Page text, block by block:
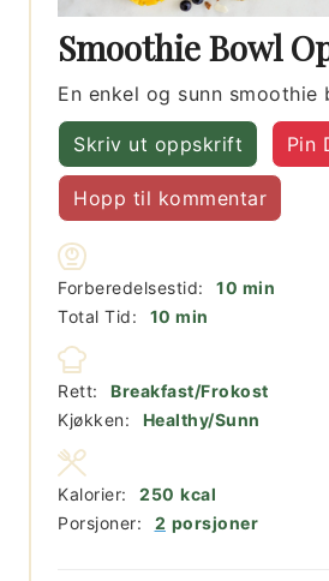
Smoothie Bowl
En enkel og sunn
Skriv ut oppskrift Pin
Hopp til kommentar
Forberedelsestid: 10 minutter
min
Total Tid:
10 minutter
min
Rett:
Breakfast/Frokost
Kjøkken:
Healthy/Sunn
Porsjoner: 2 porsjoner
Kalorier: 250 kcal